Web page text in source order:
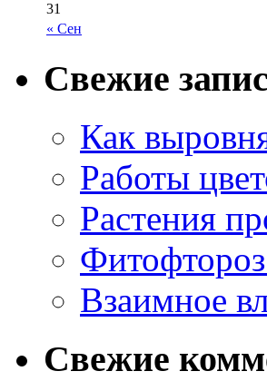
« Сен
31
Свежие
Как
Работы
Растения
Взаимное
Свежие